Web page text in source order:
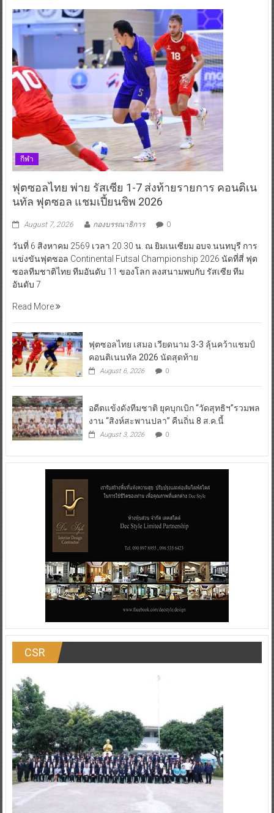
กีฬา
ฟุตซอลไทย พ่าย รัสเซีย 1-7 ส่งท้ายรายการ คอนติเน
August 7, 2026 กองบรรณาธิการ
วันที่ 6 สิงหาคม 2569 เวลา 20.30 น. ณ ยิมเนเซียม อบจ.นนทบุรี การ
ซอลทีมชาติไทย ทีมอันดับ 11 ของโลก ลงสนามพบกับ รัสเซีย ทีม
อันดับ 7
Read More
August 6, 2026 0
August 3, 2026 0
CSR
CSR